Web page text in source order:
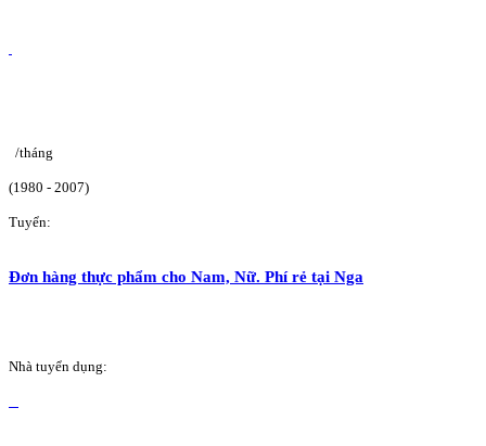
/tháng
(1980 - 2007)
Tuyển:
Đơn hàng thực phẩm cho Nam, Nữ. Phí rẻ tại Nga
Nhà tuyển dụng: